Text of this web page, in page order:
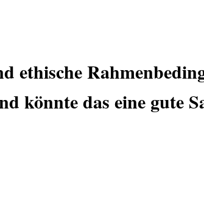
ethische
könnte das eine gute